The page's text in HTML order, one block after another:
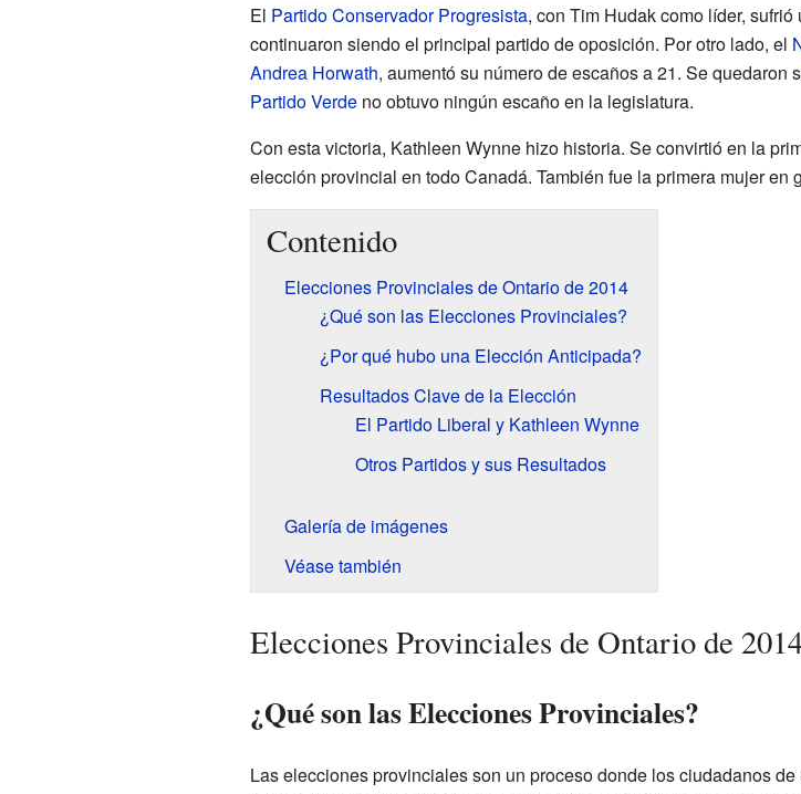
El Partido Conservador Progresista, con Tim Hudak como líder,
continuaron siendo el principal partido de oposición. Por otro lado, el
Andrea Horwath, aumentó su número de escaños a 21. Se
Partido Verdeno obtuvo ningún escaño en la legislatura.
Con esta victoria, Kathleen Wynne hizo historia. Se convirtió en la
elección provincial en todo Canadá. También fue la primera mujer en
Contenido
Elecciones Provinciales de Ontario de 2014
¿Qué son las Elecciones Provinciales?
¿Por qué hubo una Elección Anticipada?
Resultados Clave de la Elección
El Partido Liberal y Kathleen Wynne
Otros Partidos y sus Resultados
Galería de imágenes
Véase también
Elecciones Provinciales de Ontario de
¿Qué son las Elecciones Provinciales?
Las elecciones provinciales son un proceso donde los ciudadanos